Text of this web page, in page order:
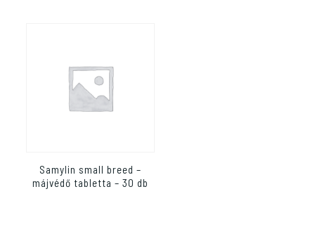
Samylin small breed –
májvédő tabletta – 30 db